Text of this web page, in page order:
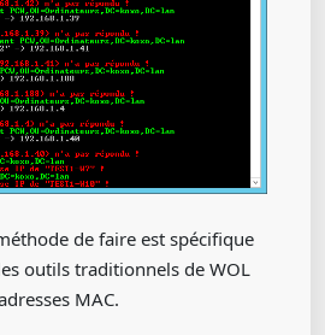
de faire est spécifique
outils traditionnels de WOL
MAC.